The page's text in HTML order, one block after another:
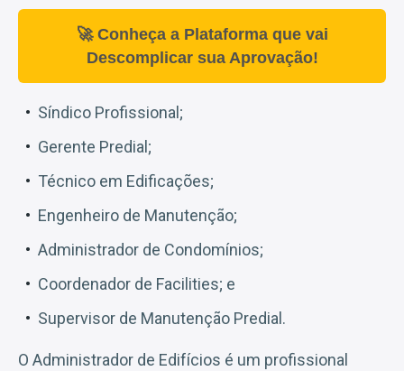
🚀 Conheça a Plataforma que vai
Descomplicar sua Aprovação!
Síndico Profissional;
Gerente Predial;
Técnico em Edificações;
Engenheiro de Manutenção;
Administrador de Condomínios;
Coordenador de Facilities; e
Supervisor de Manutenção Predial.
O Administrador de Edifícios é um profissional